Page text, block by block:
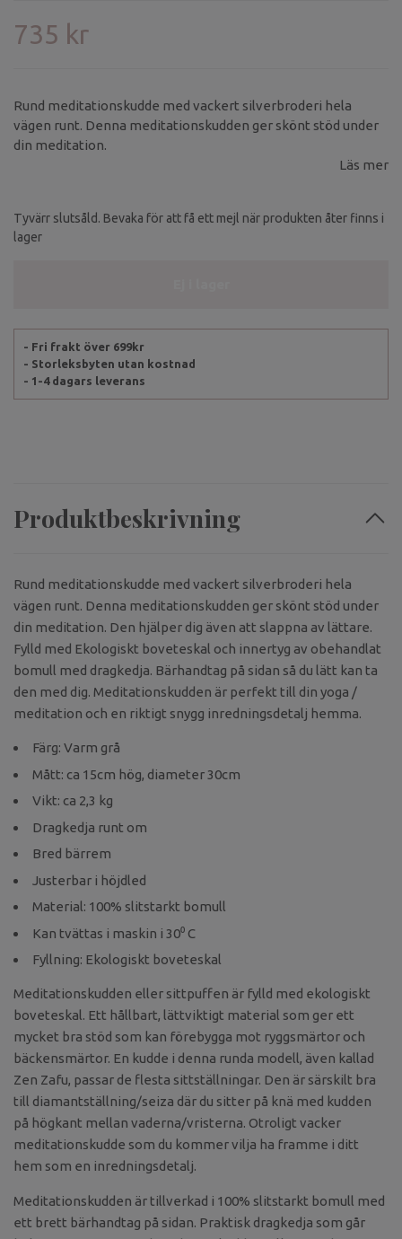
735 kr
Rund meditationskudde med vackert silverbroderi hela
vägen runt. Denna meditationskudden ger skönt stöd under
din meditation.
Läs mer
Tyvärr slutsåld. Bevaka för att få ett mejl när produkten åter finns i
lager
- Fri frakt över 699kr
- Storleksbyten utan kostnad
- 1-4 dagars leverans
Produktbeskrivning
Rund meditationskudde med vackert silverbroderi hela
vägen runt. Denna meditationskudden ger skönt stöd under
din meditation. Den hjälper dig även att slappna av lättare.
Fylld med Ekologiskt boveteskal och innertyg av obehandlat
bomull med dragkedja. Bärhandtag på sidan så du lätt kan ta
den med dig. Meditationskudden är perfekt till din yoga /
meditation och en riktigt snygg inredningsdetalj hemma.
Färg: Varm grå
Mått: ca 15cm hög, diameter 30cm
Vikt: ca 2,3 kg
Dragkedja runt om
Bred bärrem
Justerbar i höjdled
Material: 100% slitstarkt bomull
Kan tvättas i maskin i 30⁰ C
Fyllning: Ekologiskt boveteskal
Meditationskudden eller sittpuffen är fylld med ekologiskt
boveteskal. Ett hållbart, lättviktigt material som ger ett
mycket bra stöd som kan förebygga mot ryggsmärtor och
bäckensmärtor. En kudde i denna runda modell, även kallad
Zen Zafu, passar de flesta sittställningar. Den är särskilt bra
till diamantställning/seiza där du sitter på knä med kudden
på högkant mellan vaderna/vristerna. Otroligt vacker
meditationskudde som du kommer vilja ha framme i ditt
hem som en inredningsdetalj.
Meditationskudden är tillverkad i 100% slitstarkt bomull med
ett brett bärhandtag på sidan. Praktisk dragkedja som går